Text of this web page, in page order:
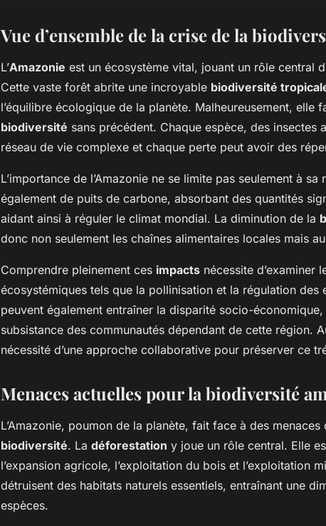
Vue d’ensemble de la crise de la
L’Amazonie est un écosystème vital, jouant un rôle central
Cette vaste forêt abrite une incroyable biodiversité
l’équilibre écologique de la planète. Malheureusement, elle
biodiversité sans précédent. Chaque espèce, des insectes
réseau de vie complexe et chaque perte peut avoir des
L’importance de l’Amazonie ne se limite pas seulement à
également de puits de carbone, absorbant des quantités
aidant ainsi à réguler le climat mondial. La diminution de la
donc non seulement les chaînes alimentaires locales mais
Comprendre pleinement ces impacts nécessite d’examiner
écosystémiques tels que la pollinisation et la régulation des
peuvent également entraîner la disparité socio-
subsistance des communautés dépendant de cette région.
nécessité d’une approche collaborative pour préserver ce
Menaces actuelles pour la biodiversité
L’Amazonie, poumon de la planète, fait face à des
biodiversité. La déforestation y joue un rôle central. Elle
l’expansion agricole, l’exploitation du bois et l’exploitation
détruisent des habitats naturels essentiels, entraînant une
espèces.